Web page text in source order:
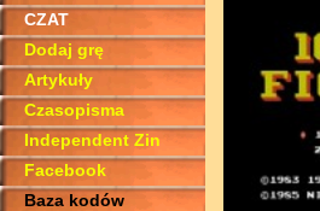
CZAT
Dodaj grę
Artykuły
Czasopisma
Independent Zin
Facebook
Baza kodów